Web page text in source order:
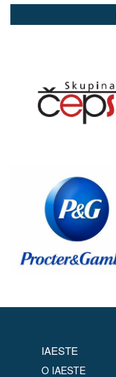
IAESTE
O IAESTE